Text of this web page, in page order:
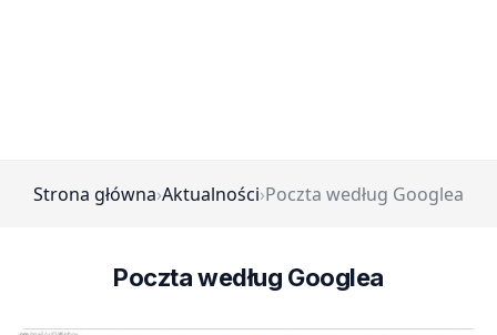
Strona główna›Aktualności›Poczta według Googlea
Poczta według Googlea